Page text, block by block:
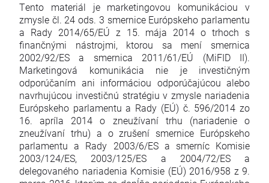
Tento materiál je marketingovou komunikáciou v
zmysle čl. 24 ods. 3 smernice Európskeho parlamentu
a Rady 2014/65/EÚ z 15. mája 2014 o trhoch s
finančnými nástrojmi, ktorou sa mení smernica
2002/92/ES a smernica 2011/61/EÚ (MiFID II).
Marketingová komunikácia nie je investičným
odporúčaním ani informáciou odporúčajúcou alebo
navrhujúcou investičnú stratégiu v zmysle nariadenia
Európskeho parlamentu a Rady (EÚ) č. 596/2014 zo
16. apríla 2014 o zneužívaní trhu (nariadenie o
zneužívaní trhu) a o zrušení smernice Európskeho
parlamentu a Rady 2003/6/ES a smerníc Komisie
2003/124/ES, 2003/125/ES a 2004/72/ES a
delegovaného nariadenia Komisie (EÚ) 2016/958 z 9.